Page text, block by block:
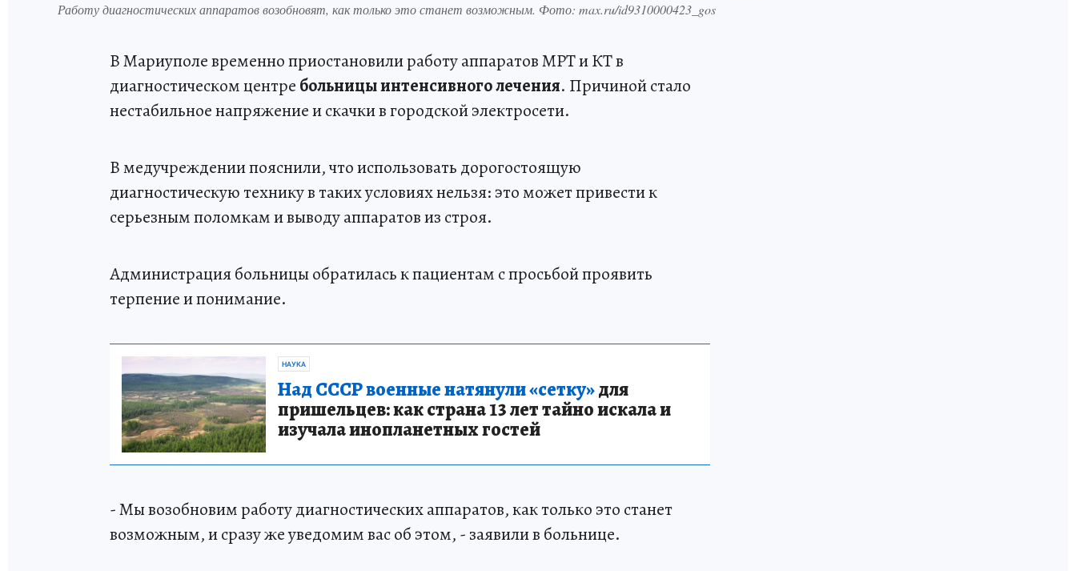
Работу диагностических аппаратов возобновят, как только это станет возможным. Фото: max.ru/id9310000423_gos
В Мариуполе временно приостановили работу аппаратов МРТ и КТ в
диагностическом центре больницы интенсивного лечения. Причиной стало
нестабильное напряжение и скачки в городской электросети.
В медучреждении пояснили, что использовать дорогостоящую
диагностическую технику в таких условиях нельзя: это может привести к
серьезным поломкам и выводу аппаратов из строя.
Администрация больницы обратилась к пациентам с просьбой проявить
терпение и понимание.
НАУКА
Над СССР военные натянули «сетку»для
пришельцев: как страна 13 лет тайно искала и
изучала инопланетных гостей
- Мы возобновим работу диагностических аппаратов, как только это станет
возможным, и сразу же уведомим вас об этом, - заявили в больнице.